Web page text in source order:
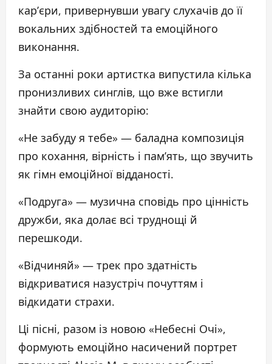
кар’єри, привернувши увагу слухачів до її
вокальних здібностей та емоційного
виконання.
За останні роки артистка випустила кілька
пронизливих синглів, що вже встигли
знайти свою аудиторію:
«Не забуду я тебе» — баладна композиція
про кохання, вірність і пам’ять, що звучить
як гімн емоційної відданості.
«Подруга» — музична сповідь про цінність
дружби, яка долає всі труднощі й
перешкоди.
«Відчиняй» — трек про здатність
відкриватися назустріч почуттям і
відкидати страхи.
Ці пісні, разом із новою «Небесні Очі»,
формують емоційно насичений портрет